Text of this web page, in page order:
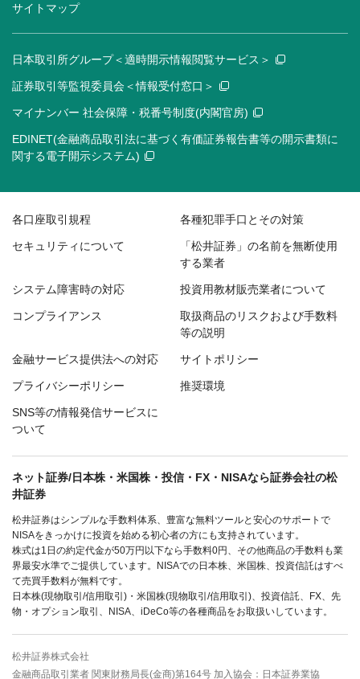
サイトマップ
日本取引所グループ＜適時開示情報閲覧サービス＞
証券取引等監視委員会＜情報受付窓口＞
マイナンバー 社会保障・税番号制度(内閣官房)
EDINET(金融商品取引法に基づく有価証券報告書等の開示書類に
関する電子開示システム)
各口座取引規程 各種犯罪手口とその対策
セキュリティについて
「松井証券」の名前を無断使用
する業者
システム障害時の対応 投資用教材販売業者について
コンプライアンス
取扱商品のリスクおよび手数料
等の説明
金融サービス提供法への対応 サイトポリシー
プライバシーポリシー 推奨環境
SNS等の情報発信サービスに
ついて
ネット証券/日本株・米国株・投信・FX・NISAなら証券会社の松
井証券
松井証券はシンプルな手数料体系、豊富な無料ツールと安心のサポートで
NISAをきっかけに投資を始める初心者の方にも支持されています。
株式は1日の約定代金が50万円以下なら手数料0円、その他商品の手数料も業
界最安水準でご提供しています。NISAでの日本株、米国株、投資信託はすべ
て売買手数料が無料です。
日本株(現物取引/信用取引)・米国株(現物取引/信用取引)、投資信託、FX、先
物・オプション取引、NISA、iDeCo等の各種商品をお取扱いしています。
松井証券株式会社
金融商品取引業者 関東財務局長(金商)第164号 加入協会：日本証券業協